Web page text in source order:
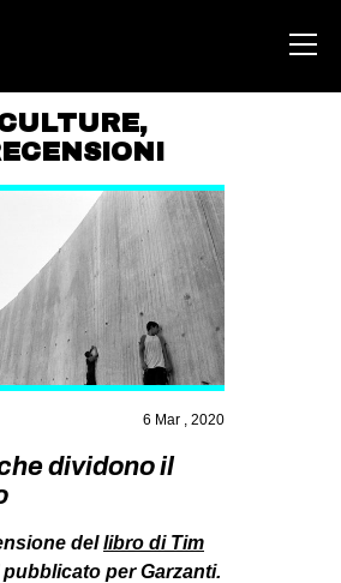
HOME
ABOUT
AREA
DEGENERAZIONE
GAZA FREESTYLE
CSOA LAMBRETTA
TSUNAMI
MILANO
,
6 Mar , 2020
dividono il
dellibro di Tim
pubblicato per Garzanti.